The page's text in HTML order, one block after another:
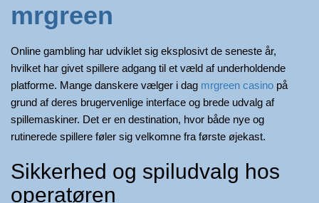
n
mrgreen
Online gambling har udviklet sig eksplosivt de seneste år,
hvilket har givet spillere adgang til et væld af underholdende
platforme. Mange danskere vælger i dag mrgreen casino på
grund af deres brugervenlige interface og brede udvalg af
spillemaskiner. Det er en destination, hvor både nye og
rutinerede spillere føler sig velkomne fra første øjekast.
Sikkerhed og spiludvalg hos
operatøren